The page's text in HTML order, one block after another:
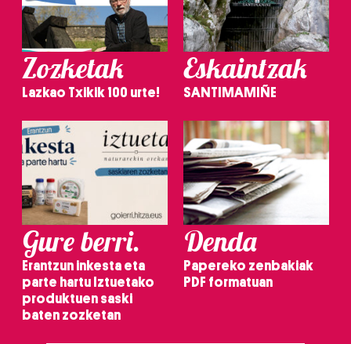
Zozketak
Lazkao Txikik 100 urte!
Eskaintzak
SANTIMAMIÑE
Gure berri.
Erantzun inkesta eta
parte hartu Iztuetako
produktuen saski
baten zozketan
Denda
Papereko zenbakiak
PDF formatuan